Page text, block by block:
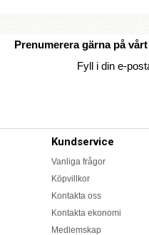
Prenumerera gärna på
Fyll i din e-
Kundservice
Vanliga frågor
Köpvillkor
Kontakta oss
Kontakta ekonomi
Medlemskap